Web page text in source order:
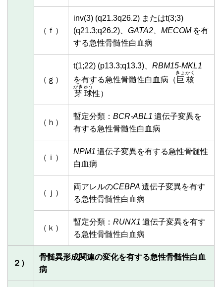
（ｆ）
inv(3) (q21.3q26.2) またはt(3;3)
(q21.3;q26.2)、 GATA2、MECOM を有
する急性骨髄性白血病
（ｇ）
t(1;22) (p13.3;q13.3)、 RBM15-MKL1
を有する急性骨髄性白血病（ 巨核
きょかく
芽球
がきゅう
性）
（ｈ）
暫定分類： BCR-ABL1 遺伝子変異を
有する急性骨髄性白血病
（ｉ）
NPM1 遺伝子変異を有する急性骨髄性
白血病
（ｊ）
両アレルのCEBPA 遺伝子変異を有す
る急性骨髄性白血病
（ｋ）
暫定分類： RUNX1 遺伝子変異を有す
る急性骨髄性白血病
２）
骨髄異形成関連の変化を有する急性骨髄性白血
病